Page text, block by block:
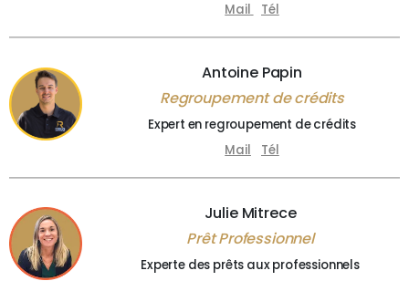
Mail
Tél
Antoine Papin
Regroupement de crédits
Expert en regroupement de crédits
Mail
Tél
Julie Mitrece
Prêt Professionnel
Experte des prêts aux professionnels